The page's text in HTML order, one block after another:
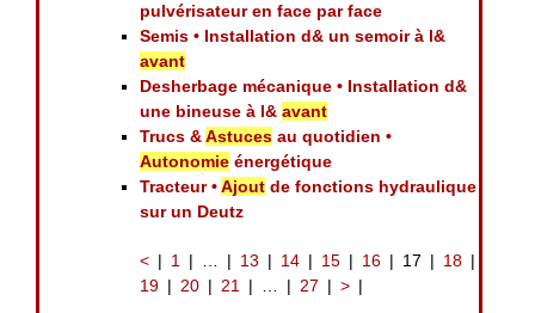
pulvérisateur en face par face
Semis • Installation d& un semoir à l&
avant
Desherbage mécanique • Installation d&
une bineuse à l&avant
Trucs &Astuces au quotidien •
Autonomie énergétique
Tracteur •Ajout de fonctions hydraulique
sur un Deutz
< 1 … 13 14 15 16 17
18
19
20 21 … 27 >